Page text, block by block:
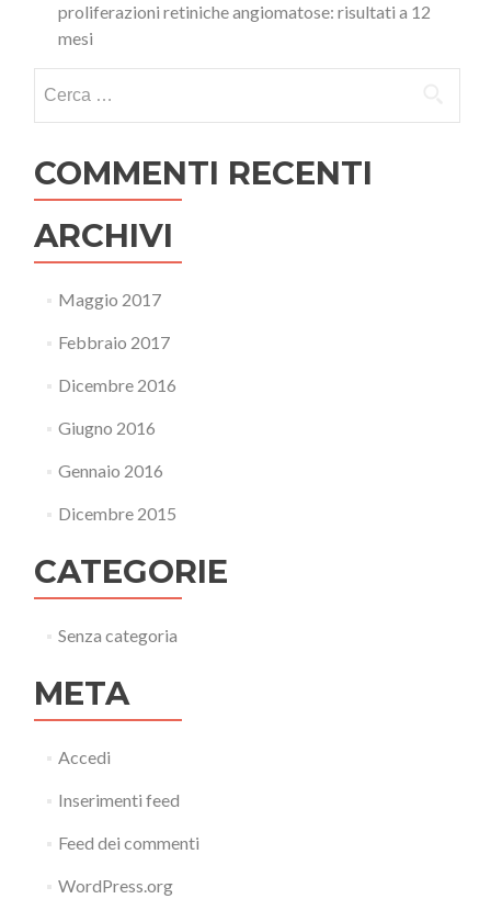
proliferazioni retiniche angiomatose: risultati a 12
mesi
COMMENTI RECENTI
ARCHIVI
Maggio 2017
Febbraio 2017
Dicembre 2016
Giugno 2016
Gennaio 2016
Dicembre 2015
CATEGORIE
Senza categoria
META
Accedi
Inserimenti feed
Feed dei commenti
WordPress.org